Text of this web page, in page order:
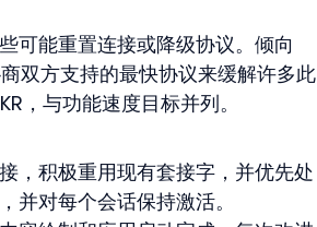
可能重置连接或降级协议。倾向
双方支持的最快协议来缓解许多此
，与功能速度目标并列。
，积极重用现有套接字，并优先处
对每个会话保持激活。